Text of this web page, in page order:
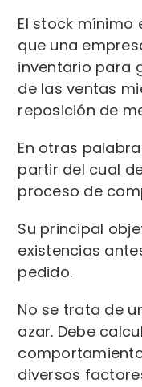
El stock mínimo
que una
inventario para
de las ventas
reposición de
En otras
partir del cual
proceso de
Su principal
existencias
pedido.
No se trata de
azar. Debe
diversos